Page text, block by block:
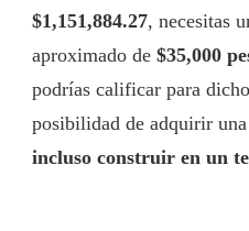
$1,151,884.27, necesitas
aproximado de $35,000
podrías calificar para
posibilidad de adquirir una
incluso construir en un